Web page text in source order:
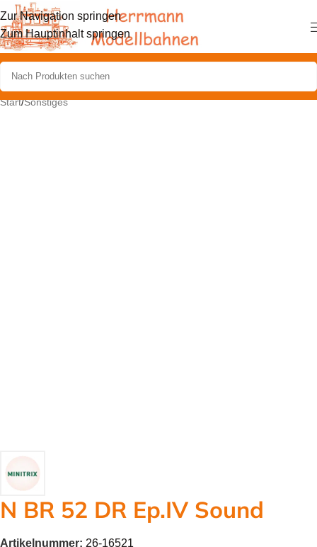
Zur Navigation springen
Zum Hauptinhalt springen
Start/Sonstiges
N BR 52 DR Ep.IV Sound
Artikelnummer: 26-16521